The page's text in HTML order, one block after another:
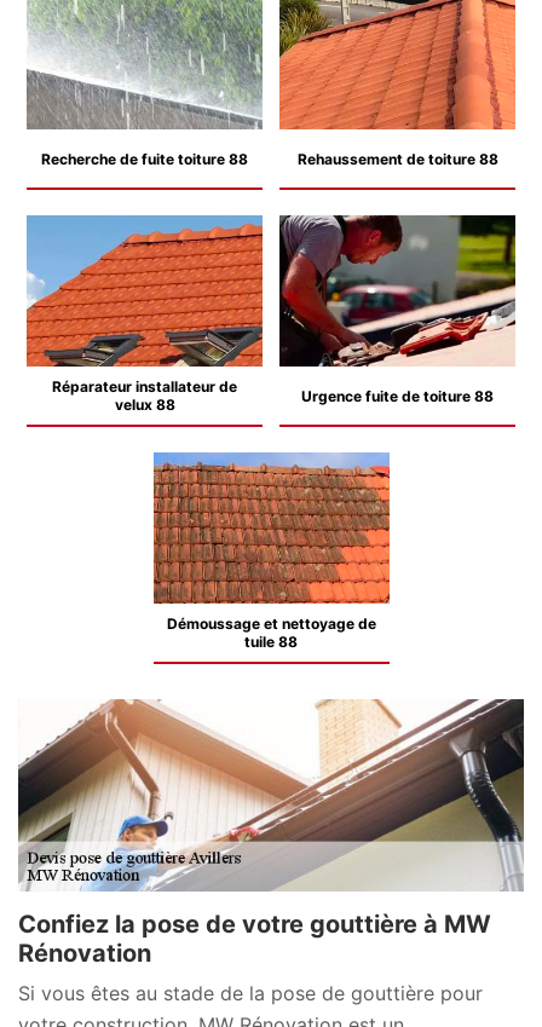
Recherche de fuite toiture 88 Rehaussement de toiture 88
Réparateur installateur de
velux 88
Urgence fuite de toiture 88
Démoussage et nettoyage de
tuile 88
Confiez la pose de votre gouttière à MW
Rénovation
Si vous êtes au stade de la pose de gouttière pour